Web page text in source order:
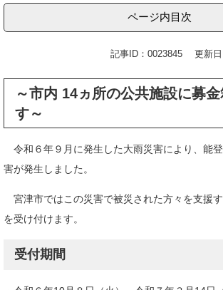
ページ内目次
記事ID：0023845 更新
～市内 14ヵ所の公共施設に募
す～
令和６年９月に発生した大雨災害により、能
害が発生しました。
宮津市ではこの災害で被災された方々を支援
を受け付けます。
受付期間